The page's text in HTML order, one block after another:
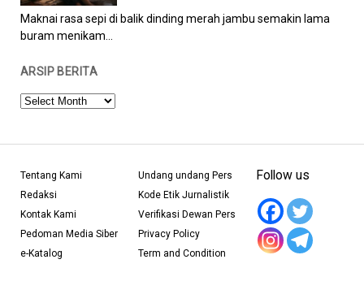
Maknai rasa sepi di balik dinding merah jambu semakin lama
buram menikam...
ARSIP BERITA
ARSIP
Tentang Kami
Redaksi
Kontak Kami
Pedoman Media Siber
e-Katalog
Undang undang Pers
Kode Etik Jurnalistik
Verifikasi Dewan Pers
Privacy Policy
Term and Condition
Follow us